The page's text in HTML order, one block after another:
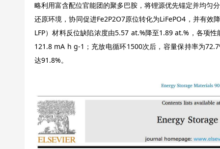
略利用富含配位官能团的聚多巴胺，将锂源优先锚定并均匀
还原环境，协同促进Fe2P2O7原位转化为LiFePO4，并有效
LFP）材料反位缺陷浓度由5.57 at.%降至1.89 at.%，各项
121.8 mA h g-1；充放电循环1500次后，容量保持率为
达91.8%。